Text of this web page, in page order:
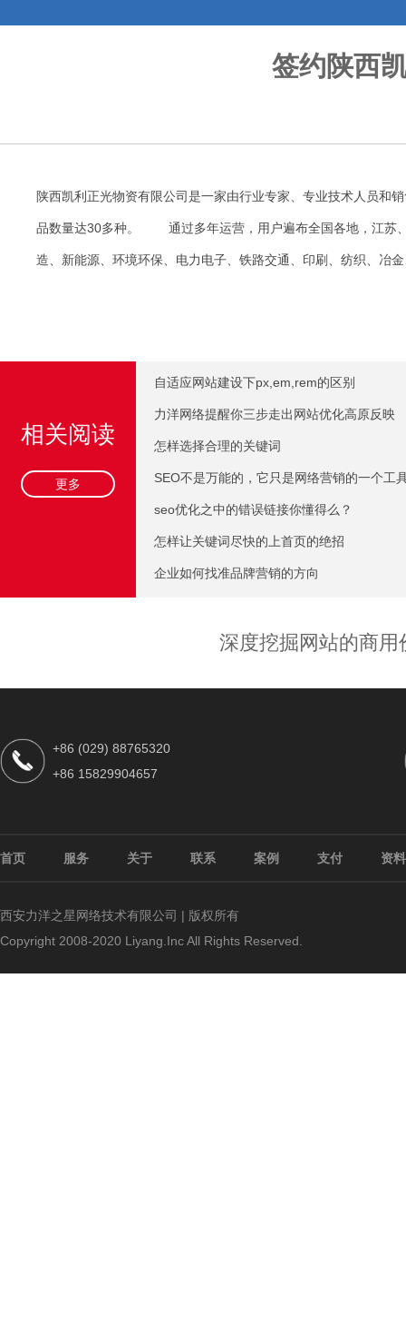
签约陕西
陕西凯利正光物资有限公司是一家由行业专家、专业技术人员和
品数量达30多种。 通过多年运营，用户遍布全国各地，江苏、
造、新能源、环境环保、电力电子、铁路交通、印刷、纺织、冶
相关阅读
更多
自适应网站建设下px,em,rem的区别
力洋网络提醒你三步走出网站优化高原反映
怎样选择合理的关键词
SEO不是万能的，它只是网络营销的一个工
seo优化之中的错误链接你懂得么？
怎样让关键词尽快的上首页的绝招
企业如何找准品牌营销的方向
深度挖掘网站的商
+86 (029) 88765320
+86 15829904657
首页 服务 关于 联系 案例 支付 资料
西安力洋之星网络技术有限公司 | 版权所有
Copyright 2008-2020 Liyang.Inc All Rights Reserved.